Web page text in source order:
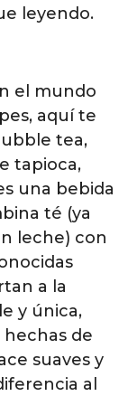
leyendo.
el mundo
aquí te
tea,
tapioca,
una bebida
té (ya
leche) con
a la
y única,
hechas de
suaves y
al